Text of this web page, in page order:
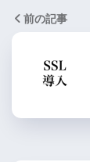
前の記事